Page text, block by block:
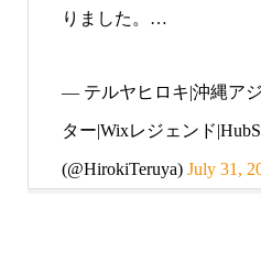
りました。…
— テルヤヒロキ|沖縄ア
ター|Wixレジェンド
(@HirokiTeruya) July 31,